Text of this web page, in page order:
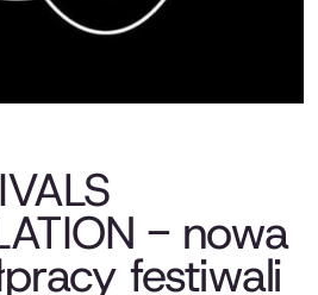
- nowa
festiwali